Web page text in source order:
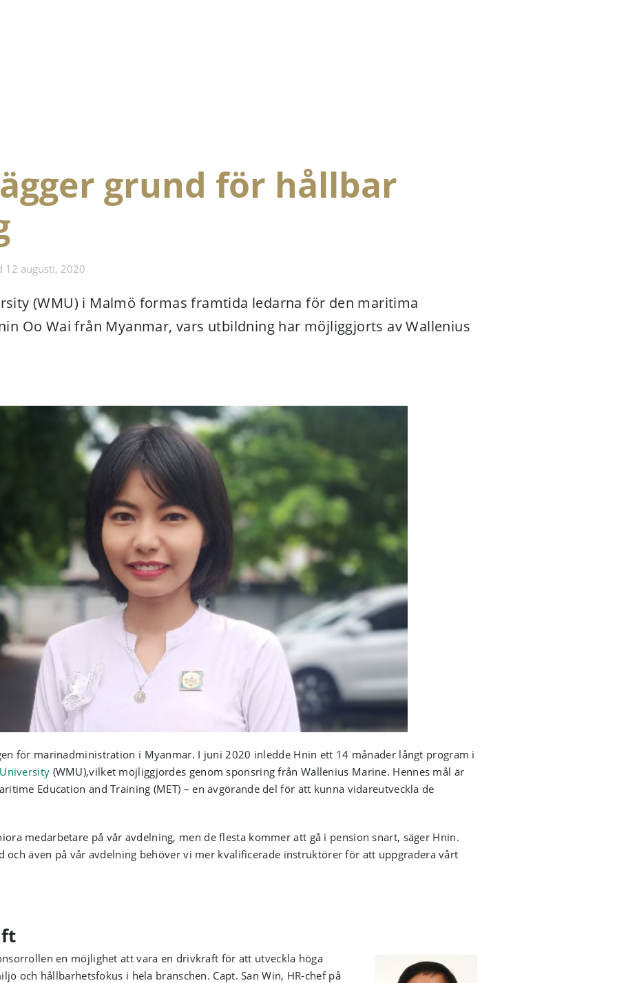
grund för hållbar
12 augusti, 2020
(WMU) i Malmö formas framtida ledarna för den maritima
Oo Wai från Myanmar, vars utbildning har möjliggjorts av Wallenius
för marinadministration i Myanmar. I juni 2020 inledde Hnin ett 14 månader långt program i
(WMU),vilket möjliggjordes genom sponsring från Wallenius Marine. Hennes mål är
Education and Training (MET) – en avgörande del för att kunna vidareutveckla de
medarbetare på vår avdelning, men de flesta kommer att gå i pension snart, säger Hnin.
och även på vår avdelning behöver vi mer kvalificerade instruktörer för att uppgradera vårt
en möjlighet att vara en drivkraft för att utveckla höga
och hållbarhetsfokus i hela branschen. Capt. San Win, HR-chef på